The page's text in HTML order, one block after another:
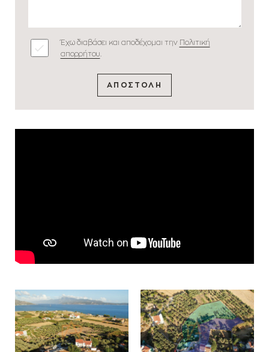
Έχω διαβάσει και αποδέχομαι την Πολιτική
απορρήτου
ΑΠΟΣΤΟΛΗ